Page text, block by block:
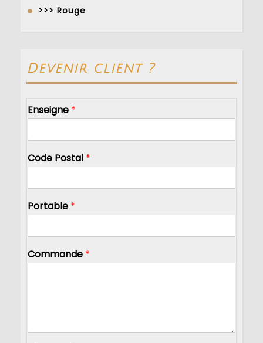
>>> Rouge
Devenir client ?
Enseigne *
Code Postal *
Portable *
Commande *